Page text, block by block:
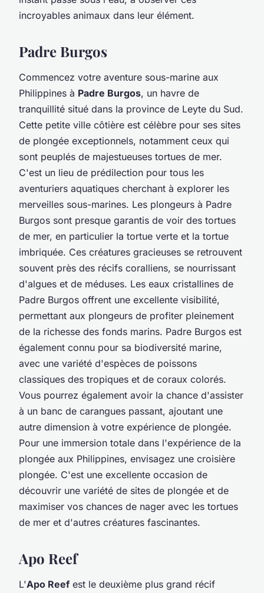
incroyables animaux dans leur élément.
Padre Burgos
Commencez votre aventure sous-marine aux
Philippines à Padre Burgos, un havre de
tranquillité situé dans la province de Leyte du Sud.
Cette petite ville côtière est célèbre pour ses sites
de plongée exceptionnels, notamment ceux qui
sont peuplés de majestueuses tortues de mer.
C'est un lieu de prédilection pour tous les
aventuriers aquatiques cherchant à explorer les
merveilles sous-marines. Les plongeurs à Padre
Burgos sont presque garantis de voir des tortues
de mer, en particulier la tortue verte et la tortue
imbriquée. Ces créatures gracieuses se retrouvent
souvent près des récifs coralliens, se nourrissant
d'algues et de méduses. Les eaux cristallines de
Padre Burgos offrent une excellente visibilité,
permettant aux plongeurs de profiter pleinement
de la richesse des fonds marins. Padre Burgos est
également connu pour sa biodiversité marine,
avec une variété d'espèces de poissons
classiques des tropiques et de coraux colorés.
Vous pourrez également avoir la chance d'assister
à un banc de carangues passant, ajoutant une
autre dimension à votre expérience de plongée.
Pour une immersion totale dans l'expérience de la
plongée aux Philippines, envisagez une croisière
plongée. C'est une excellente occasion de
découvrir une variété de sites de plongée et de
maximiser vos chances de nager avec les tortues
de mer et d'autres créatures fascinantes.
Apo Reef
L'Apo Reef est le deuxième plus grand récif